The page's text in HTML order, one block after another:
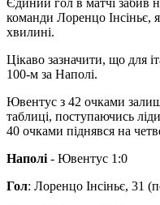
команди Лоренцо Інсіньє,
хвилині.
Цікаво зазначити, що для
100-м за Наполі.
Ювентус з 42 очками
таблиці, поступаючись
40 очками піднявся на
Наполі - Ювентус 1:0
Гол: Лоренцо Інсіньє, 31